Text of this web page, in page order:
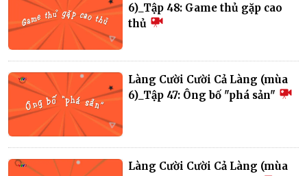
6)_Tập 48: Game thủ gặp cao
thủ
Làng Cười Cười Cả Làng (mùa
6)_Tập 47: Ông bố "phá sản"
Làng Cười Cười Cả Làng (mùa